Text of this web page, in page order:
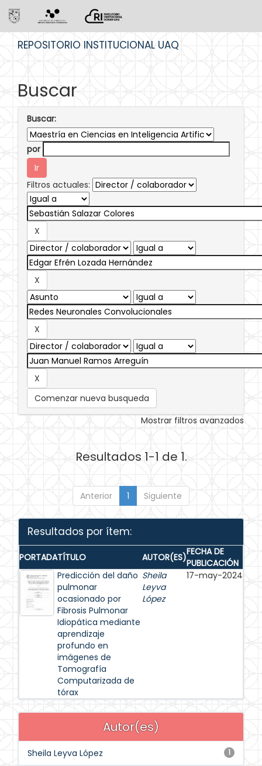
REPOSITORIO INSTITUCIONAL UAQ
Buscar
Buscar:
por
Filtros actuales:
Comenzar nueva busqueda
Mostrar filtros avanzados
Resultados 1-1 de 1.
Anterior 1 Siguiente
Resultados por ítem:
PORTADATÍTULO AUTOR(ES)FECHA DE
PUBLICACIÓN
Predicción del daño
pulmonar
ocasionado por
Fibrosis Pulmonar
Idiopática mediante
aprendizaje
profundo en
imágenes de
Tomografía
Computarizada de
tórax
Sheila
Leyva
López
17-may-2024
Autor(es)
1
Sheila Leyva López